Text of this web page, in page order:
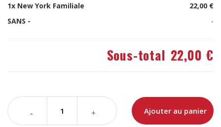
1x New York Familiale
22,00 €
SANS -
-
Sous-total 22,00 €
Ajouter au panier